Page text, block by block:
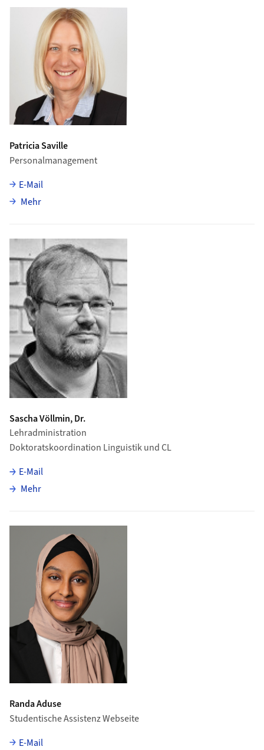
Patricia Saville
Personalmanagement
E-Mail
Mehrüber Patricia Saville
Sascha Völlmin, Dr.
Lehradministration
Doktoratskoordination Linguistik und CL
E-Mail
Mehrüber Sascha Völlmin
Randa Aduse
Studentische Assistenz Webseite
E-Mail